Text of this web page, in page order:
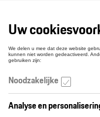
(Alles
model
(1)